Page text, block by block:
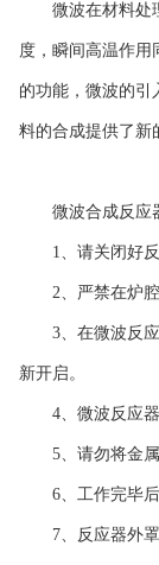
微波在材料处理
度，瞬间高温作用
的功能，微波的引
料的合成提供了新
微波合成反应
1、请关闭好反
2、严禁在炉腔
3、在微波反应
新开启。
4、微波反应器
5、请勿将金属
6、工作完毕后
7、反应器外罩